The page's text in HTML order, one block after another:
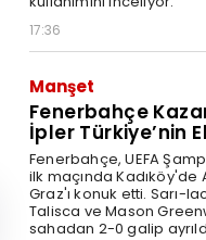
17:36
Manşet
Fenerbahçe
İpler Türkiye’nin
Fenerbahçe, UEFA
ilk maçında
Graz'ı konuk etti. Sarı-
Talisca ve Mason
sahadan 2-0 galip